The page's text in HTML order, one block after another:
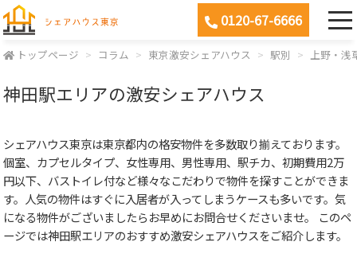
0120-67-6666
トップページ コラム 東京激安シェアハウス 駅別 上野・浅
神田駅エリアの激安シェアハウス
シェアハウス東京は東京都内の格安物件を多数取り揃えております。
個室、カプセルタイプ、女性専用、男性専用、駅チカ、初期費用2万
円以下、バストイレ付など様々なこだわりで物件を探すことができま
す。人気の物件はすぐに入居者が入ってしまうケースも多いです。気
になる物件がございましたらお早めにお問合せくださいませ。 このペ
ージでは神田駅エリアのおすすめ激安シェアハウスをご紹介します。